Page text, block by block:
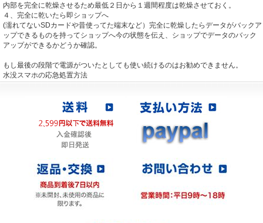
内部を完全に乾燥させるため最低２日から１週間程度は乾燥させておく。
４、完全に乾いたら即ショップへ
(濡れてないSDカードや昔使ってた端末など）完全に乾燥したらデータがバックア
ップできるものを持ってショップへ今の状態を伝え、ショップでデータのバック
アップができるかどうか確認。
もし最後の段階で電源がついたとしても使い続けるのはお勧めできません。
水没スマホの応急処置方法